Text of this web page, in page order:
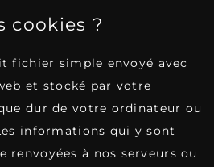
cookies ?
fichier simple envoyé avec
et stocké par votre
dur de votre ordinateur ou
informations qui y sont
renvoyées à nos serveurs ou